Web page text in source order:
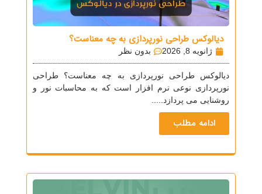
دیالوکس طراحی نورپردازی به چه معناست؟
ژانویه 8, 2026 بدون نظر
دیالوکس طراحی نورپردازی به چه معناست؟ طراحی
نورپردازی نوعی نرم افزار است که به محاسبات نور و
روشنایی می پردازد.....
ادامه مطلب